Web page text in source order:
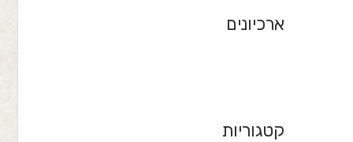
ארכיונים
קטגוריות